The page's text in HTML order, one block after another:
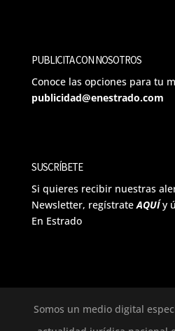
PUBLICITA CON NOSOTROS
Conoce las opciones para tu
publicidad@enestrado.com
SUSCRÍBETE
Si quieres recibir nuestras
Newsletter, regístrateAQUÍ y
En Estrado
Somos un medio digital